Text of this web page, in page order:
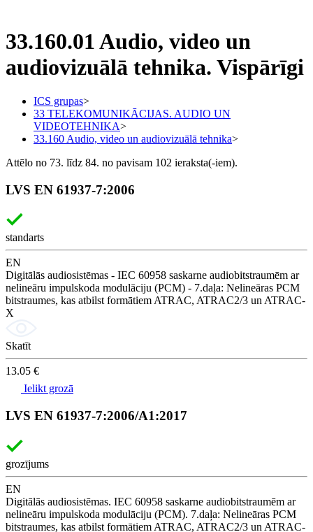
33.160.01 Audio, video un
audiovizuālā tehnika. Vispārīgi
ICS grupas>
33 TELEKOMUNIKĀCIJAS. AUDIO UN
VIDEOTEHNIKA>
33.160 Audio, video un audiovizuālā tehnika>
Attēlo no 73. līdz 84. no pavisam 102 ieraksta(-iem).
LVS EN 61937-7:2006
standarts
EN
Digitālās audiosistēmas - IEC 60958 saskarne audiobitstraumēm ar
nelineāru impulskoda modulāciju (PCM) - 7.daļa: Nelineāras PCM
bitstraumes, kas atbilst formātiem ATRAC, ATRAC2/3 un ATRAC-
X
Skatīt
13.05 €
Ielikt grozā
LVS EN 61937-7:2006/A1:2017
grozījums
EN
Digitālās audiosistēmas. IEC 60958 saskarne audiobitstraumēm ar
nelineāru impulskoda modulāciju (PCM). 7.daļa: Nelineāras PCM
bitstraumes, kas atbilst formātiem ATRAC, ATRAC2/3 un ATRAC-